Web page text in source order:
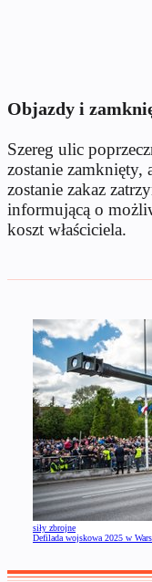
Objazdy i
Szereg ulic
zostanie
zostanie zakaz
informującą o
koszt właściciela.
siły zbrojne
Defilada wojskowa 2025 w